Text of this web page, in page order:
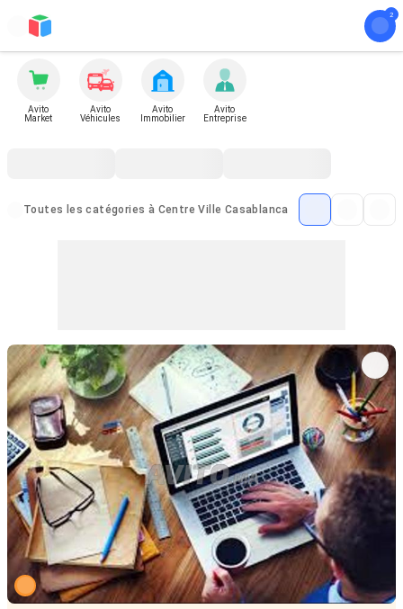
Avito
Market
Avito
Véhicules
Avito
Immobilier
Avito
Entreprise
Toutes les catégories à Centre Ville Casablanca